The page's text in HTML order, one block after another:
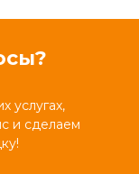
услугах,
и сделаем